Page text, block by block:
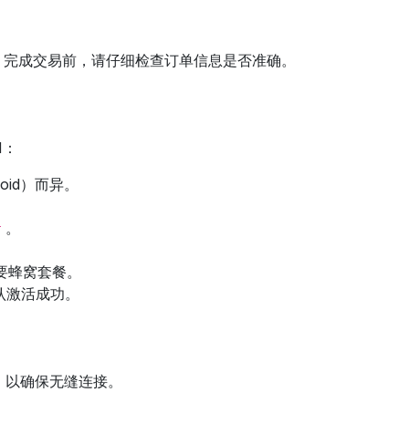
交易前，请仔细检查订单信息是否准确。
）而异。
。
窝套餐。
活成功。
确保无缝连接。